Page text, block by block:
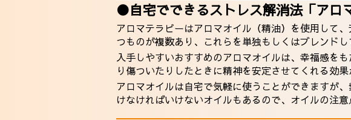
●自宅でできるストレス解消法「アロ
アロマテラピーはアロマオイル（精油）を使用して
つものが複数あり、これらを単独もしくはブレンド
入手しやすいおすすめのアロマオイルは、幸福感を
り傷ついたりしたときに精神を安定させてくれる効
アロマオイルは自宅で気軽に使うことができますが
けなければいけないオイルもあるので、オイルの注